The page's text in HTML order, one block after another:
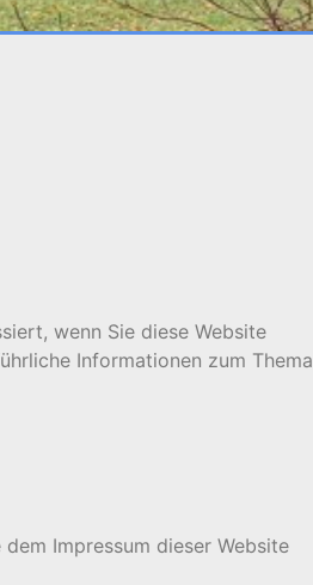
wenn Sie diese Website
Informationen zum Thema
Impressum dieser Website